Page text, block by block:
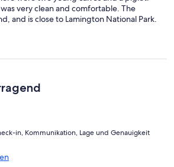
very clean and comfortable. The
and is close to Lamington National Park.
We look forward to our next visit.
in, Kommunikation, Lage und Genauigkeit